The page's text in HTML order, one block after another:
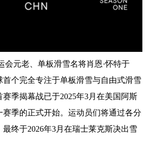
元老、单板滑雪名将肖恩·怀特于
首个完全专注于单板滑雪与自由式滑雪
季揭幕战已于2025年3月在美国阿斯
季的正式开始。运动员们将通过各分
终于2026年3月在瑞士莱克斯决出雪